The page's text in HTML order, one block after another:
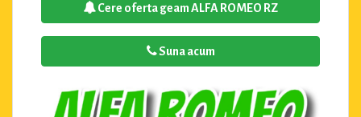
Cere oferta geam ALFA ROMEO RZ
Suna acum